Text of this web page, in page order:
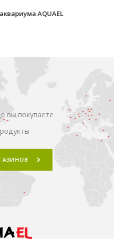
AQUAEL
вы покупаете